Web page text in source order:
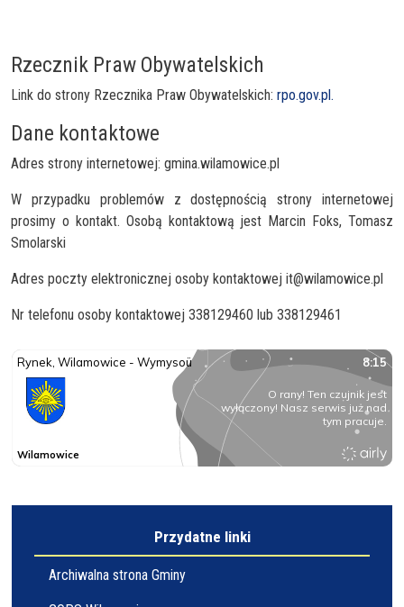
Rzecznik Praw Obywatelskich
Link do strony Rzecznika Praw Obywatelskich: rpo.gov.pl.
Dane kontaktowe
Adres strony internetowej: gmina.wilamowice.pl
W przypadku problemów z dostępnością strony internetowej
prosimy o kontakt. Osobą kontaktową jest Marcin Foks, Tomasz
Smolarski
Adres poczty elektronicznej osoby kontaktowej it@wilamowice.pl
Nr telefonu osoby kontaktowej 338129460 lub 338129461
Przydatne linki
Archiwalna strona Gminy